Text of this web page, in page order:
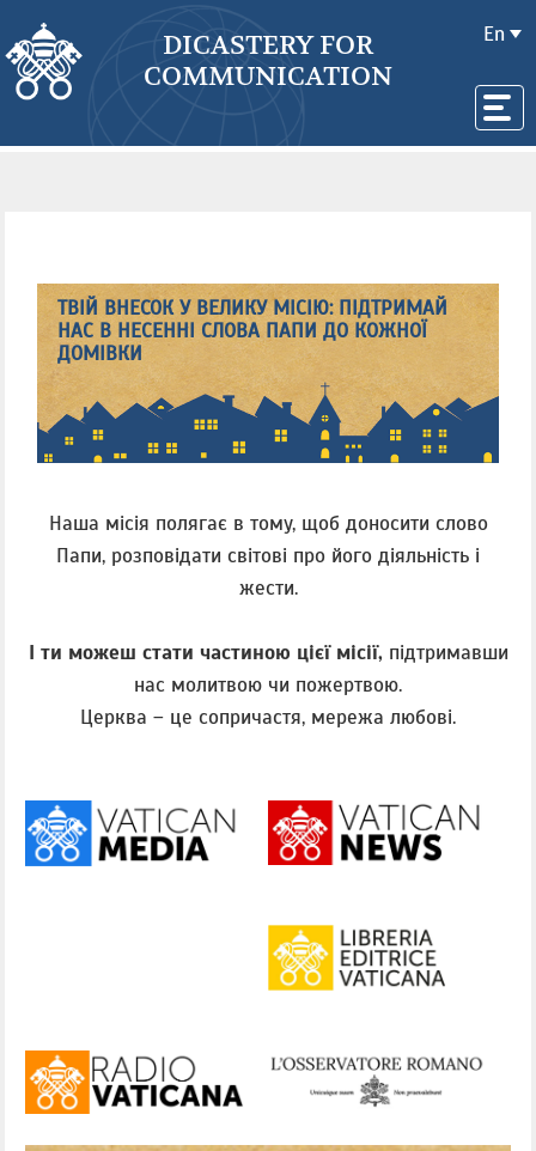
DICASTERY FOR
COMMUNICATION
En
ТВІЙ ВНЕСОК У ВЕЛИКУ МІСІЮ: ПІДТРИМАЙ
НАС В НЕСЕННІ СЛОВА ПАПИ ДО КОЖНОЇ
ДОМІВКИ
Наша місія полягає в тому, щоб доносити слово
Папи, розповідати світові про його діяльність і
жести.
І ти можеш стати частиною цієї місії, підтримавши
нас молитвою чи пожертвою.
Церква – це сопричастя, мережа любові.